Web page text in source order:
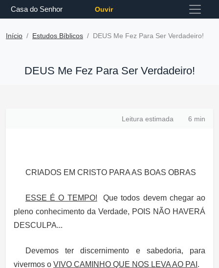
Casa do Senhor Ouvir
Início Estudos Bíblicos DEUS Me Fez Para Ser Verdadeiro!
DEUS Me Fez Para Ser Verdadeiro!
Leitura estimada 6 min
CRIADOS EM CRISTO PARA AS BOAS OBRAS
ESSE É O TEMPO! Que todos devem chegar ao
pleno conhecimento da Verdade, POIS NÃO HAVERÁ
DESCULPA...
Devemos ter discernimento e sabedoria, para
vivermos o VIVO CAMINHO QUE NOS LEVA AO PAI .